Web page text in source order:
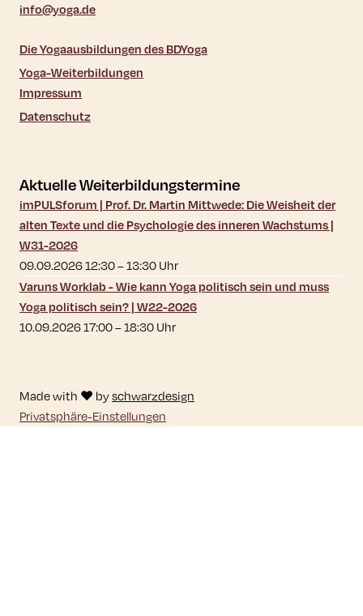
info@yoga.de
Die Yogaausbildungen des BDYoga
Yoga-Weiterbildungen
Impressum
Datenschutz
Aktuelle Weiterbildungstermine
imPULSforum | Prof. Dr. Martin Mittwede: Die Weisheit der
alten Texte und die Psychologie des inneren Wachstums |
W31-2026
09.09.2026 12:30–13:30Uhr
Varuns Worklab - Wie kann Yoga politisch sein und muss
Yoga politisch sein? | W22-2026
10.09.2026 17:00–18:30Uhr
Made with ♥ byschwarzdesign
Privatsphäre-Einstellungen